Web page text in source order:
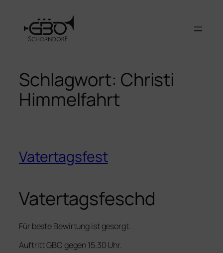
springen
Schlagwort: Christi
Himmelfahrt
Vatertagsfest
Vatertagsfeschd
Für beste Bewirtung ist gesorgt.
Auftritt GBO gegen 15.30 Uhr.